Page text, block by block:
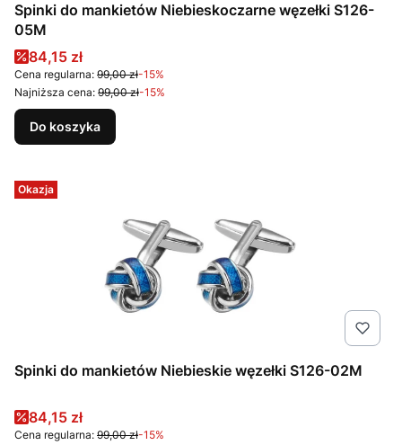
Spinki do mankietów Niebieskoczarne węzełki S126-
05M
Cena promocyjna
84,15 zł
Cena regularna: 99,00 zł-15%
Najniższa cena: 99,00 zł-15%
Do koszyka
Okazja
Spinki do mankietów Niebieskie węzełki S126-02M
Cena promocyjna
84,15 zł
Cena regularna: 99,00 zł-15%